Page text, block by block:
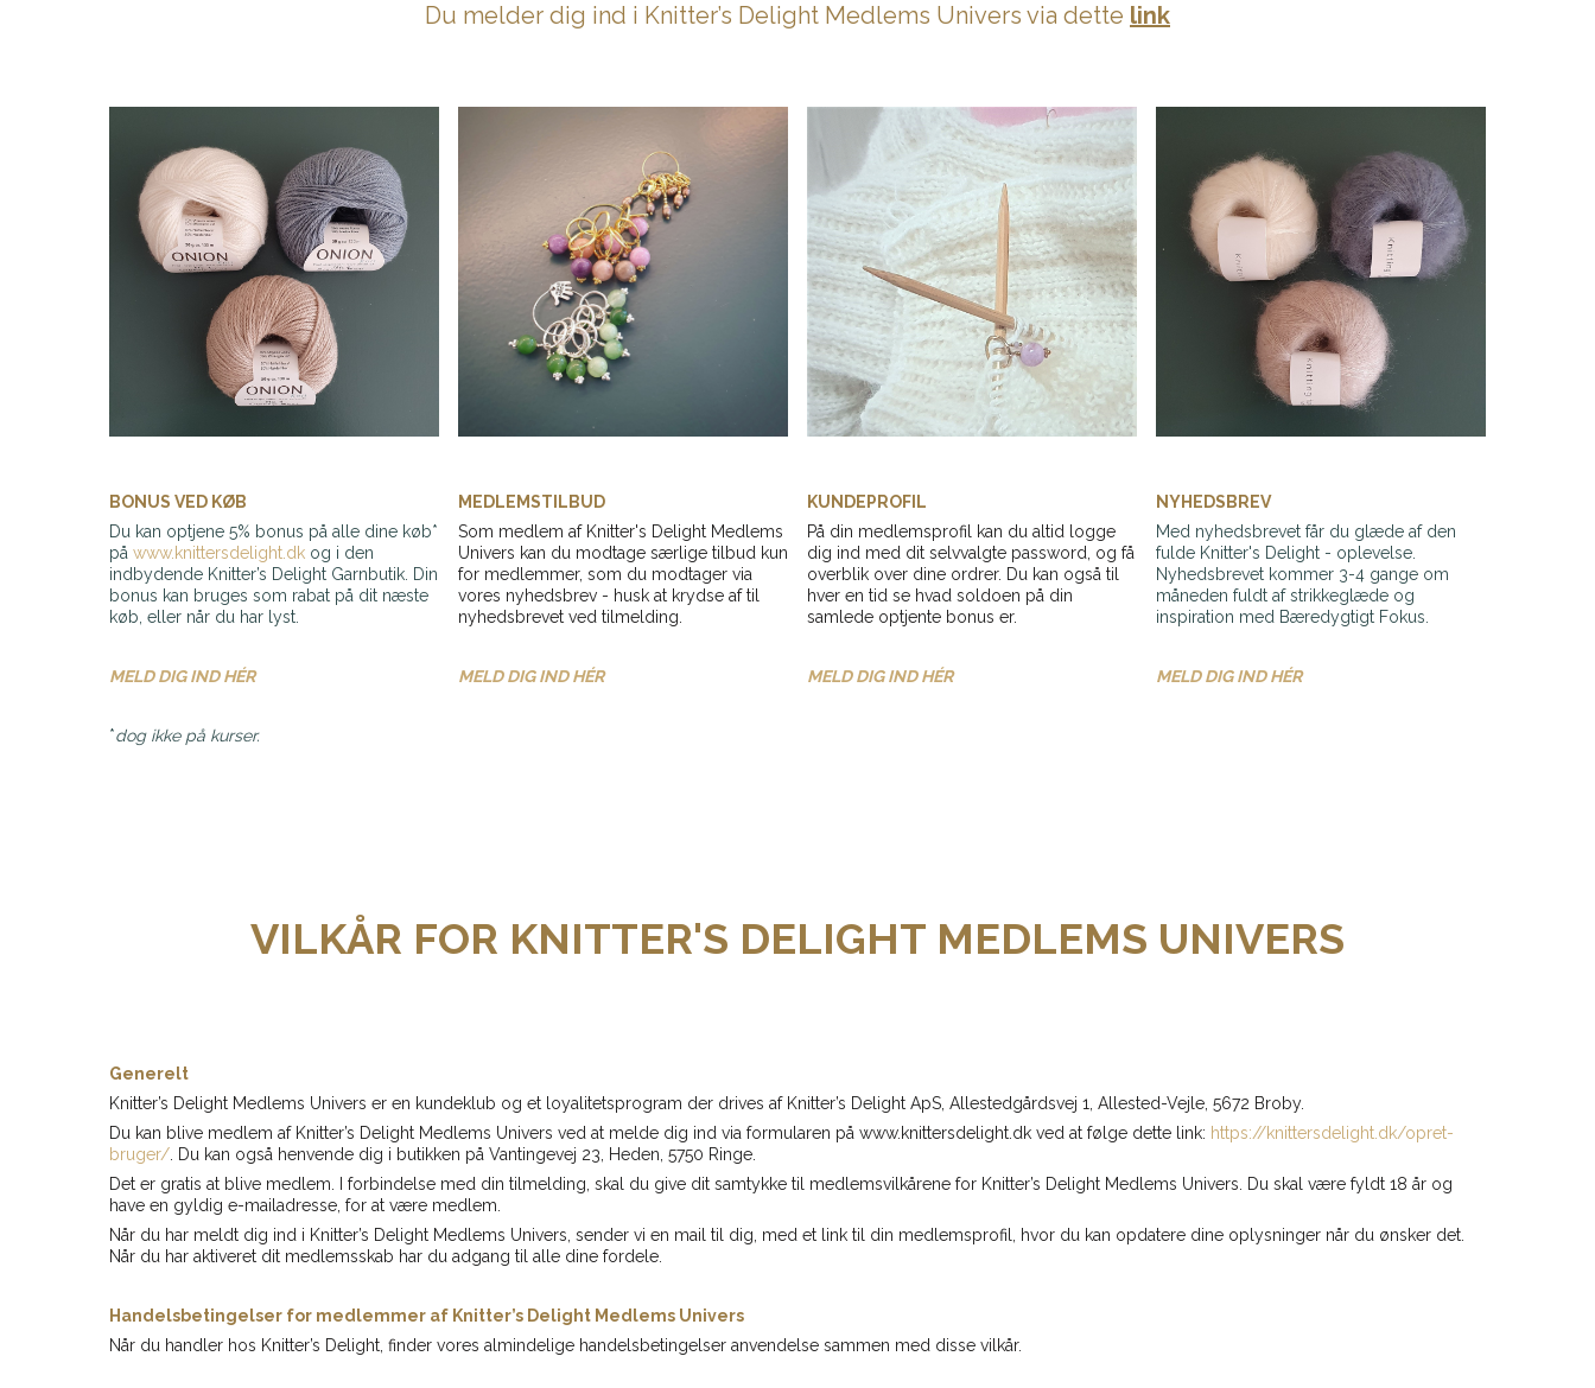
Du melder dig ind i Knitter’s Delight Medlems Univers via dette link
BONUS VED KØB
Du kan optjene 5% bonus på alle dine køb*
på www.knittersdelight.dk og i den
indbydende Knitter’s Delight Garnbutik. Din
bonus kan bruges som rabat på dit næste
køb, eller når du har lyst.
MELD DIG IND HÉR
*dog ikke på kurser.
MEDLEMSTILBUD
Som medlem af Knitter's Delight Medlems
Univers kan du modtage særlige tilbud kun
for medlemmer, som du modtager via
vores nyhedsbrev - husk at krydse af til
nyhedsbrevet ved tilmelding.
MELD DIG IND HÉR
KUNDEPROFIL
På din medlemsprofil kan du altid logge
dig ind med dit selvvalgte password, og få
overblik over dine ordrer. Du kan også til
hver en tid se hvad soldoen på din
samlede optjente bonus er.
MELD DIG IND HÉR
NYHEDSBREV
Med nyhedsbrevet får du glæde af den
fulde Knitter's Delight - oplevelse.
Nyhedsbrevet kommer 3-4 gange om
måneden fuldt af strikkeglæde og
inspiration med Bæredygtigt Fokus.
MELD DIG IND HÉR
VILKÅR FOR KNITTER'S DELIGHT MEDLEMS UNIVERS
Generelt
Knitter’s Delight Medlems Univers er en kundeklub og et loyalitetsprogram der drives af Knitter’s Delight ApS, Allestedgårdsvej 1, Allested-Vejle, 5672 Broby.
Du kan blive medlem af Knitter’s Delight Medlems Univers ved at melde dig ind via formularen på www.knittersdelight.dk ved at følge dette link: https://knittersdelight.dk/opret-
bruger/ . Du kan også henvende dig i butikken på Vantingevej 23, Heden, 5750 Ringe.
Det er gratis at blive medlem. I forbindelse med din tilmelding, skal du give dit samtykke til medlemsvilkårene for Knitter’s Delight Medlems Univers. Du skal være fyldt 18 år og
have en gyldig e-mailadresse, for at være medlem.
Når du har meldt dig ind i Knitter’s Delight Medlems Univers, sender vi en mail til dig, med et link til din medlemsprofil, hvor du kan opdatere dine oplysninger når du ønsker det.
Når du har aktiveret dit medlemsskab har du adgang til alle dine fordele.
Handelsbetingelser for medlemmer af Knitter’s Delight Medlems Univers
Når du handler hos Knitter’s Delight, finder vores almindelige handelsbetingelser anvendelse sammen med disse vilkår.